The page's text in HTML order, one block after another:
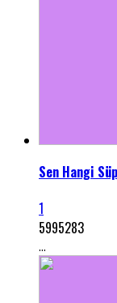
Sen Hangi
1
5995283
...